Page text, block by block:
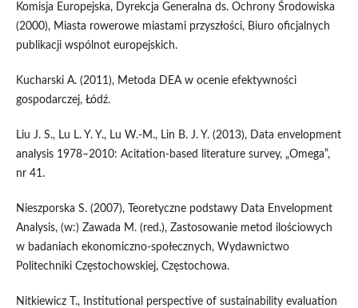
Komisja Europejska, Dyrekcja Generalna ds. Ochrony Środowiska
(2000), Miasta rowerowe miastami przyszłości, Biuro oficjalnych
publikacji wspólnot europejskich.
Kucharski A. (2011), Metoda DEA w ocenie efektywności
gospodarczej, Łódź.
Liu J. S., Lu L. Y. Y., Lu W.-M., Lin B. J. Y. (2013), Data envelopment
analysis 1978–2010: Acitation-based literature survey, „Omega”,
nr 41.
Nieszporska S. (2007), Teoretyczne podstawy Data Envelopment
Analysis, (w:) Zawada M. (red.), Zastosowanie metod ilościowych
w badaniach ekonomiczno-społecznych, Wydawnictwo
Politechniki Częstochowskiej, Częstochowa.
Nitkiewicz T., Institutional perspective of sustainability evaluation